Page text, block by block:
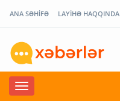
ANA SƏHİFƏ LAYİHƏ HAQQINDA